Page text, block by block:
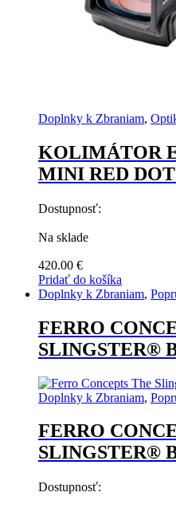
Doplnky k Zbraniam,
KOLIMÁTOR
MINI RED
Dostupnosť:
Na sklade
420.00 €
Pridať do košíka
Doplnky k Zbraniam,
FERRO
SLINGSTER®
Doplnky k Zbraniam,
FERRO
SLINGSTER®
Dostupnosť: